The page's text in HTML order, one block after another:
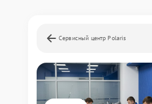
Сервисный центр Polaris